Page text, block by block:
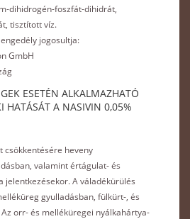
dihidrogén-foszfát-dihidrát,
tisztított víz.
jogosultja:
GmbH
ESETÉN ALKALMAZHATÓ
HATÁSÁT A NASIVIN 0,05%
csökkentésére heveny
valamint értágulat- és
jelentkezésekor. A váladékürülés
gyulladásban, fülkürt-, és
orr- és melléküregei nyálkahártya-